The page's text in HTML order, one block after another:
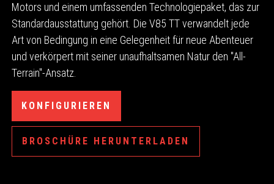
Motors und einem umfassenden Technologiepaket, das zur
Standardausstattung gehört. Die V85 TT verwandelt jede
Art von Bedingung in eine Gelegenheit für neue Abenteuer
und verkörpert mit seiner unaufhaltsamen Natur den "All-
Terrain"-Ansatz.
KONFIGURIEREN
BROSCHÜRE HERUNTERLADEN